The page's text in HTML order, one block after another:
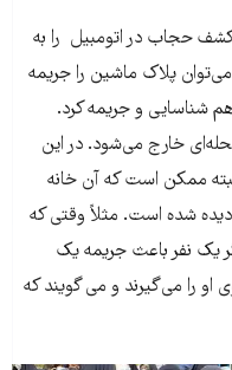
حجاب در اتومبیل را به
پلاک ماشین را جریمه
شناسایی و جریمه کرد.
خارج می‌شود. در این
ممکن است که آن خانه
شده است. مثلاً وقتی که
یک نفر باعث جریمه یک
را می‌گیرند و می گویند که